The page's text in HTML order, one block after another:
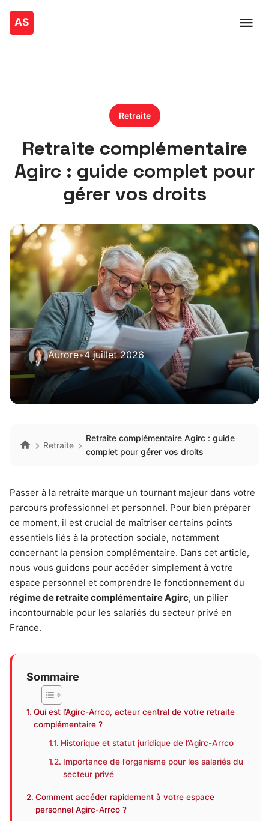
Retraite
Retraite complémentaire
Agirc : guide complet pour
gérer vos droits
Aurore•4 juillet 2026
Retraite
Retraite complémentaire Agirc : guide
complet pour gérer vos droits
Passer à la retraite marque un tournant majeur dans votre
parcours professionnel et personnel. Pour bien préparer
ce moment, il est crucial de maîtriser certains points
essentiels liés à la protection sociale, notamment
concernant la pension complémentaire. Dans cet article,
nous vous guidons pour accéder simplement à votre
espace personnel et comprendre le fonctionnement du
régime de retraite complémentaire Agirc, un pilier
incontournable pour les salariés du secteur privé en
France.
Sommaire
Qui est l’Agirc-Arrco, acteur central de votre retraite
complémentaire ?
Historique et statut juridique de l’Agirc-Arrco
Importance de l’organisme pour les salariés du
secteur privé
Comment accéder rapidement à votre espace
personnel Agirc-Arrco ?